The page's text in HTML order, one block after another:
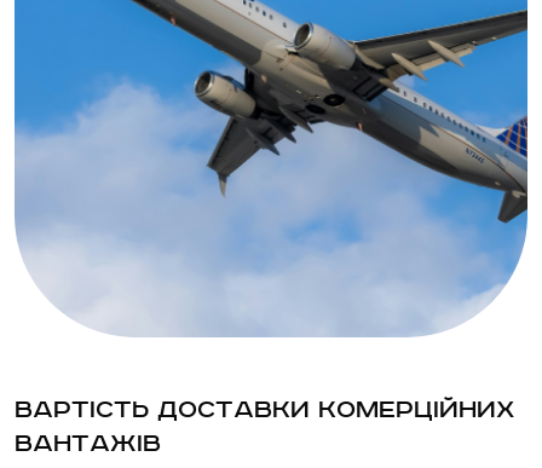
Вартість доставки комерційних
вантажів